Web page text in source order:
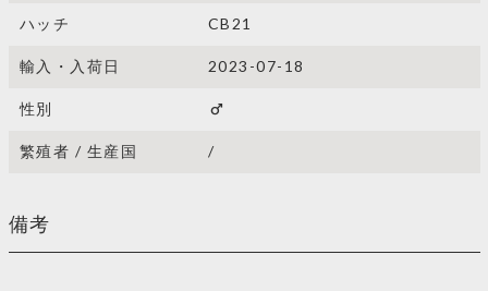
ハッチ CB21
輸入・入荷日 2023-07-18
性別 male
繁殖者 / 生産国 /
備考